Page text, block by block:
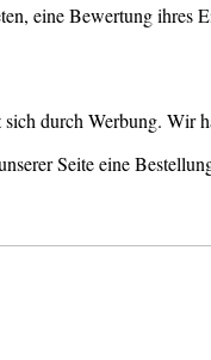
eine Bewertung
durch Werbung. Wir
Seite eine